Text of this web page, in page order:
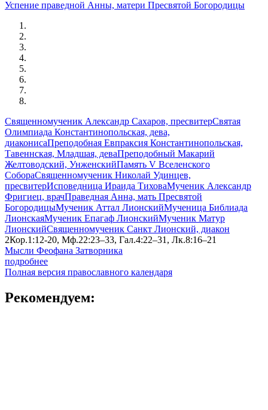
Успение праведной Анны, матери Пресвятой Богородицы
Священномученик Александр Сахаров, пресвитерСвятая
Олимпиада Константинопольская, дева,
диаконисаПреподобная Евпраксия Константинопольская,
Тавеннская, Младшая, деваПреподобный Макарий
Желтоводский, УнженскийПамять V Вселенского
СобораСвященномученик Николай Удинцев,
пресвитерИсповедница Ираида ТиховаМученик Александр
Фригиец, врачПраведная Анна, мать Пресвятой
БогородицыМученик Аттал ЛионскийМученица Библиада
ЛионскаяМученик Епагаф ЛионскийМученик Матур
ЛионскийСвященномученик Санкт Лионский, диакон
2Кор.1:12-20, Мф.22:23–33, Гал.4:22–31, Лк.8:16–21
Мысли Феофана Затворника
подробнее
Полная версия православного календаря
Рекомендуем: